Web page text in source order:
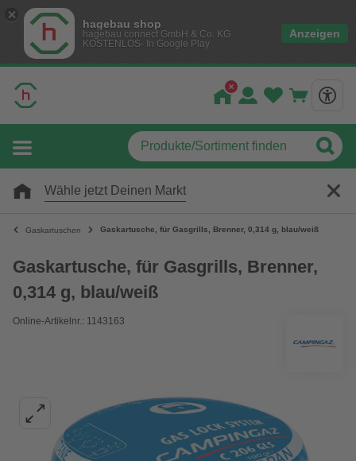
hagebau shop
hagebau connect GmbH & Co. KG
KOSTENLOS- In Google Play
Anzeigen
Wähle jetzt Deinen Markt
Gaskartuschen Gaskartusche, für Gasgrills, Brenner, 0,314 g, blau/weiß
Gaskartusche, für Gasgrills, Brenner,
0,314 g, blau/weiß
Online-Artikelnr.: 1143163